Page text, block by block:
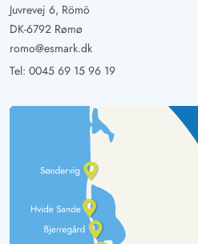
Juvrevej 6, Römö
DK-6792 Rømø
romo@esmark.dk
Tel: 0045 69 15 96 19